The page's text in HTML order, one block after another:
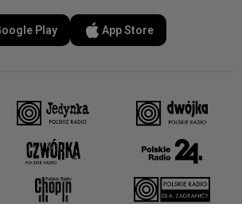
Play App Store